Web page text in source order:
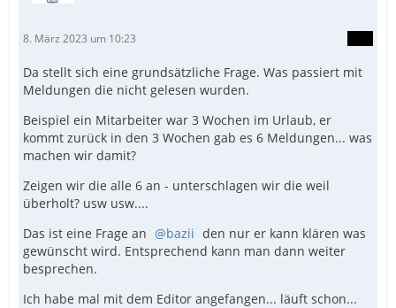
8. März 2023 um 10:23
Da stellt sich eine grundsätzliche Frage. Was passiert mit
Meldungen die nicht gelesen wurden.
Beispiel ein Mitarbeiter war 3 Wochen im Urlaub, er
kommt zurück in den 3 Wochen gab es 6 Meldungen... was
machen wir damit?
Zeigen wir die alle 6 an - unterschlagen wir die weil
überholt? usw usw....
Das ist eine Frage an
bazii den nur er kann klären was
gewünscht wird. Entsprechend kann man dann weiter
besprechen.
Ich habe mal mit dem Editor angefangen... läuft schon...